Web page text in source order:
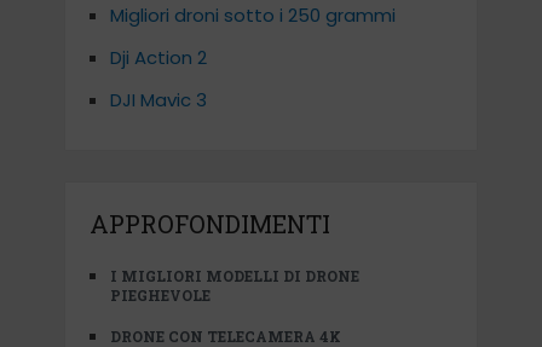
Migliori droni sotto i 250 grammi
Dji Action 2
DJI Mavic 3
APPROFONDIMENTI
I MIGLIORI MODELLI DI DRONE
PIEGHEVOLE
DRONE CON TELECAMERA 4K